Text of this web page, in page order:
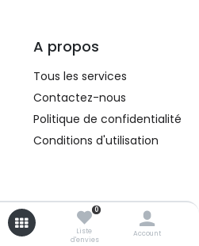
0
Liste
d'envies
Account
A propos
Tous les services
Contactez-nous
Politique de confidentialité
Conditions d'utilisation